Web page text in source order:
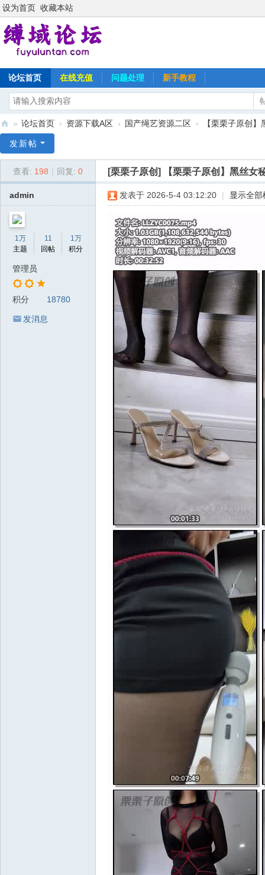
设为首页 收藏本站
论坛首页 在线充值 问题处理 新手教程
域
» 论坛首页 › 资源下载A区 › 国产绳艺资源二区 › 【栗栗子原创
发新帖
查看: 198 回复: 0 [栗栗子原创] 【栗栗子原创】黑丝
admin
1万
主题
11
回帖
1万
积分
管理员
积分 18780
发消息
发表于 2026-5-4 03:12:20 显示全部